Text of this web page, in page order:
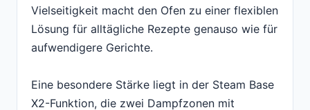
Vielseitigkeit macht den Ofen zu einer flexiblen
Lösung für alltägliche Rezepte genauso wie für
aufwendigere Gerichte.
Eine besondere Stärke liegt in der Steam Base
X2-Funktion, die zwei Dampfzonen mit